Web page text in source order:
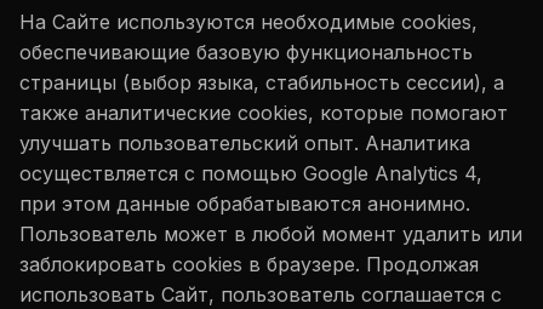
На Сайте используются необходимые cookies,
обеспечивающие базовую функциональность
страницы (выбор языка, стабильность сессии), а
также аналитические cookies, которые помогают
улучшать пользовательский опыт. Аналитика
осуществляется с помощью Google Analytics 4,
при этом данные обрабатываются анонимно.
Пользователь может в любой момент удалить или
заблокировать cookies в браузере. Продолжая
использовать Сайт, пользователь соглашается с